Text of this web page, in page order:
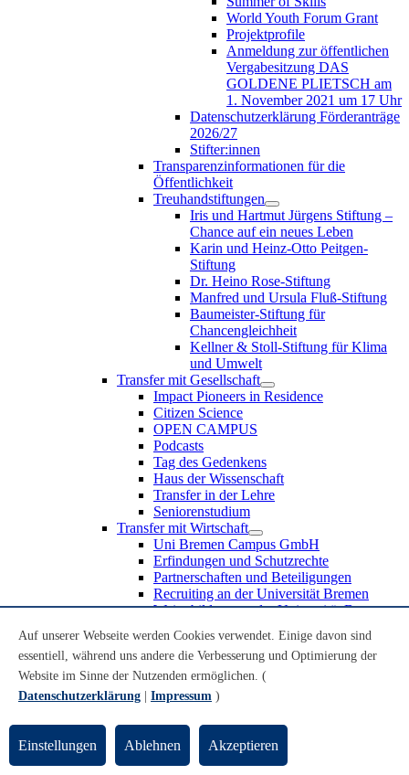
World Youth Forum Grant
Projektprofile
Anmeldung zur öffentlichen
Vergabesitzung DAS
GOLDENE PLIETSCH am
1. November 2021 um 17 Uhr
Datenschutzerklärung Förderanträge
2026/27
Stifter:innen
Transparenzinformationen für die
Öffentlichkeit
Treuhandstiftungen
Iris und Hartmut Jürgens Stiftung –
Chance auf ein neues Leben
Karin und Heinz-Otto Peitgen-
Stiftung
Dr. Heino Rose-Stiftung
Manfred und Ursula Fluß-Stiftung
Baumeister-Stiftung für
Chancengleichheit
Kellner & Stoll-Stiftung für Klima
und Umwelt
Transfer mit Gesellschaft
Impact Pioneers in Residence
Citizen Science
OPEN CAMPUS
Podcasts
Tag des Gedenkens
Haus der Wissenschaft
Transfer in der Lehre
Seniorenstudium
Transfer mit Wirtschaft
Uni Bremen Campus GmbH
Erfindungen und Schutzrechte
Partnerschaften und Beteiligungen
Recruiting an der Universität Bremen
Weiterbildung an der Universität Bremen
Schülerinnen und Schüler
MINT-Schnupperstudium
Schulklassen
Lehrkräfte
UniTransfer - Servicestelle für Transferaktivitäten
Transfermagazin der Universität Bremen
Auf unserer Webseite werden Cookies verwendet. Einige davon sind
essentiell, während uns andere die Verbesserung und Optimierung der
Website im Sinne der Nutzenden ermöglichen. (
Datenschutzerklärung
Impressum )
Einstellungen Ablehnen Akzeptieren